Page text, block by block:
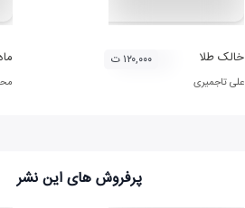
خالک طلا
علی تاجمیری
۱۲۰,۰۰۰ ت
پرفروش های این نشر